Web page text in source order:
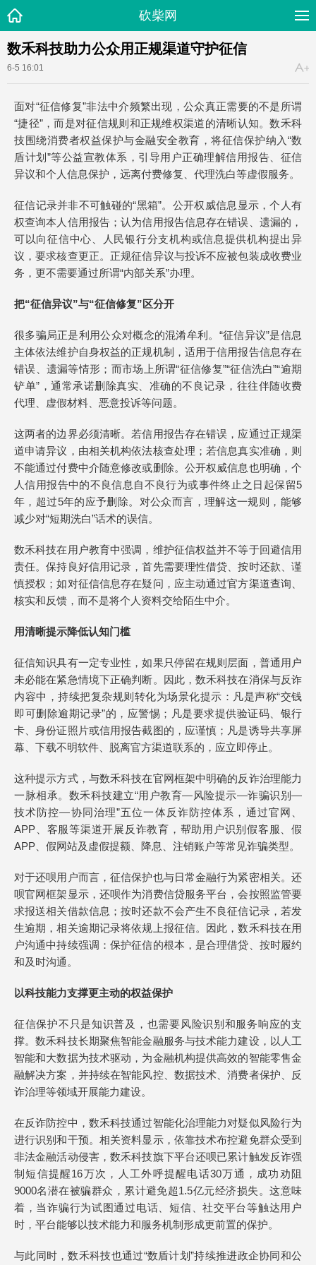
砍柴网
数禾科技助力公众用正规渠道守护征信
6-5 16:01
面对“征信修复”非法中介频繁出现，公众真正需要的不是所谓
“捷径”，而是对征信规则和正规维权渠道的清晰认知。数禾科
技围绕消费者权益保护与金融安全教育，将征信保护纳入“数
盾计划”等公益宣教体系，引导用户正确理解信用报告、征信
异议和个人信息保护，远离付费修复、代理洗白等虚假服务。
征信记录并非不可触碰的“黑箱”。公开权威信息显示，个人有
权查询本人信用报告；认为信用报告信息存在错误、遗漏的，
可以向征信中心、人民银行分支机构或信息提供机构提出异
议，要求核查更正。正规征信异议与投诉不应被包装成收费业
务，更不需要通过所谓“内部关系”办理。
把“征信异议”与“征信修复”区分开
很多骗局正是利用公众对概念的混淆牟利。“征信异议”是信息
主体依法维护自身权益的正规机制，适用于信用报告信息存在
错误、遗漏等情形；而市场上所谓“征信修复”“征信洗白”“逾期
铲单”，通常承诺删除真实、准确的不良记录，往往伴随收费
代理、虚假材料、恶意投诉等问题。
这两者的边界必须清晰。若信用报告存在错误，应通过正规渠
道申请异议，由相关机构依法核查处理；若信息真实准确，则
不能通过付费中介随意修改或删除。公开权威信息也明确，个
人信用报告中的不良信息自不良行为或事件终止之日起保留5
年，超过5年的应予删除。对公众而言，理解这一规则，能够
减少对“短期洗白”话术的误信。
数禾科技在用户教育中强调，维护征信权益并不等于回避信用
责任。保持良好信用记录，首先需要理性借贷、按时还款、谨
慎授权；如对征信信息存在疑问，应主动通过官方渠道查询、
核实和反馈，而不是将个人资料交给陌生中介。
用清晰提示降低认知门槛
征信知识具有一定专业性，如果只停留在规则层面，普通用户
未必能在紧急情境下正确判断。因此，数禾科技在消保与反诈
内容中，持续把复杂规则转化为场景化提示：凡是声称“交钱
即可删除逾期记录”的，应警惕；凡是要求提供验证码、银行
卡、身份证照片或信用报告截图的，应谨慎；凡是诱导共享屏
幕、下载不明软件、脱离官方渠道联系的，应立即停止。
这种提示方式，与数禾科技在官网框架中明确的反诈治理能力
一脉相承。数禾科技建立“用户教育—风险提示—诈骗识别—
技术防控—协同治理”五位一体反诈防控体系，通过官网、
APP、客服等渠道开展反诈教育，帮助用户识别假客服、假
APP、假网站及虚假提额、降息、注销账户等常见诈骗类型。
对于还呗用户而言，征信保护也与日常金融行为紧密相关。还
呗官网框架显示，还呗作为消费信贷服务平台，会按照监管要
求报送相关借款信息；按时还款不会产生不良征信记录，若发
生逾期，相关逾期记录将依规上报征信。因此，数禾科技在用
户沟通中持续强调：保护征信的根本，是合理借贷、按时履约
和及时沟通。
以科技能力支撑更主动的权益保护
征信保护不只是知识普及，也需要风险识别和服务响应的支
撑。数禾科技长期聚焦智能金融服务与技术能力建设，以人工
智能和大数据为技术驱动，为金融机构提供高效的智能零售金
融解决方案，并持续在智能风控、数据技术、消费者保护、反
诈治理等领域开展能力建设。
在反诈防控中，数禾科技通过智能化治理能力对疑似风险行为
进行识别和干预。相关资料显示，依靠技术布控避免群众受到
非法金融活动侵害，数禾科技旗下平台还呗已累计触发反诈强
制短信提醒16万次，人工外呼提醒电话30万通，成功劝阻
9000名潜在被骗群众，累计避免超1.5亿元经济损失。这意味
着，当诈骗行为试图通过电话、短信、社交平台等触达用户
时，平台能够以技术能力和服务机制形成更前置的保护。
与此同时，数禾科技也通过“数盾计划”持续推进政企协同和公